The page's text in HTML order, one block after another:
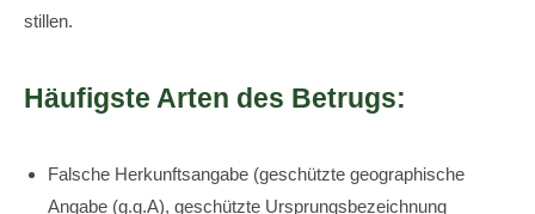
stillen.
Häufigste Arten des Betrugs:
Falsche Herkunftsangabe (geschützte geographische
Angabe (g.g.A), geschützte Ursprungsbezeichnung